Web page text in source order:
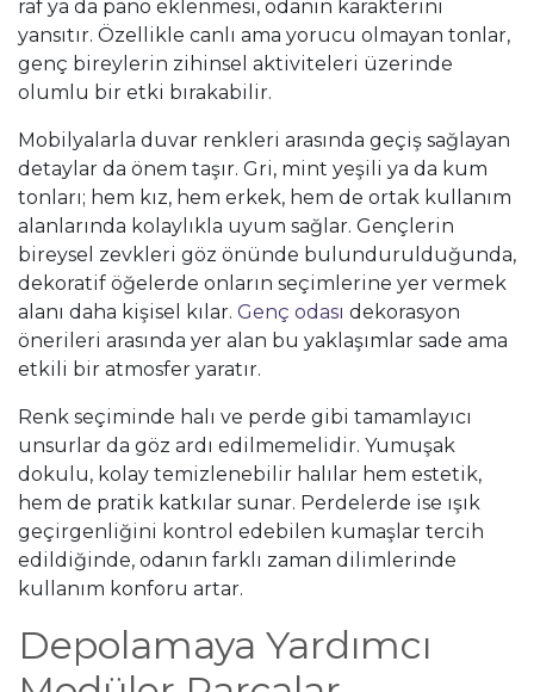
raf ya da pano eklenmesi, odanın karakterini
yansıtır. Özellikle canlı ama yorucu olmayan tonlar,
genç bireylerin zihinsel aktiviteleri üzerinde
olumlu bir etki bırakabilir.
Mobilyalarla duvar renkleri arasında geçiş sağlayan
detaylar da önem taşır. Gri, mint yeşili ya da kum
tonları; hem kız, hem erkek, hem de ortak kullanım
alanlarında kolaylıkla uyum sağlar. Gençlerin
bireysel zevkleri göz önünde bulundurulduğunda,
dekoratif öğelerde onların seçimlerine yer vermek
alanı daha kişisel kılar. Genç odası dekorasyon
önerileri arasında yer alan bu yaklaşımlar sade ama
etkili bir atmosfer yaratır.
Renk seçiminde halı ve perde gibi tamamlayıcı
unsurlar da göz ardı edilmemelidir. Yumuşak
dokulu, kolay temizlenebilir halılar hem estetik,
hem de pratik katkılar sunar. Perdelerde ise ışık
geçirgenliğini kontrol edebilen kumaşlar tercih
edildiğinde, odanın farklı zaman dilimlerinde
kullanım konforu artar.
Depolamaya Yardımcı